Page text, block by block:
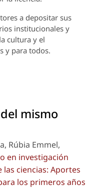
a depositar sus
institucionales y
cultura y el
y para todos.
mismo
Rúbia Emmel,
en investigación
las ciencias: Aportes
los primeros años